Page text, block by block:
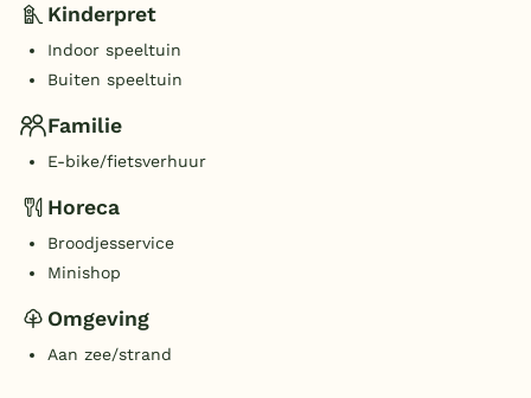
Kinderpret
Indoor speeltuin
Buiten speeltuin
Familie
E-bike/fietsverhuur
Horeca
Broodjesservice
Minishop
Omgeving
Aan zee/strand